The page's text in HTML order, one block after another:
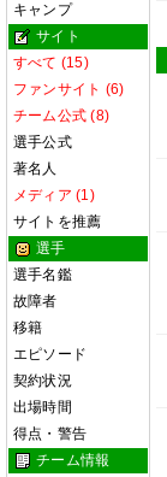
キャンプ
サイト
すべて (15)
ファンサイト (6)
チーム公式 (8)
選手公式
著名人
メディア (1)
サイトを推薦
選手
選手名鑑
故障者
移籍
エピソード
契約状況
出場時間
得点・警告
チーム情報